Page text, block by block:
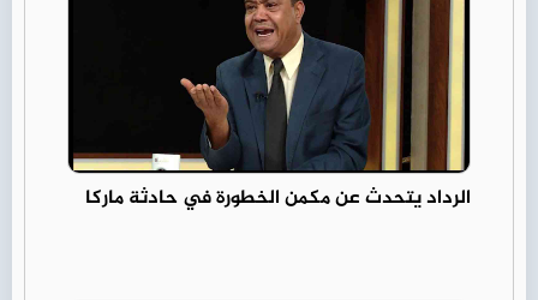
الرداد يتحدث عن مكمن الخطورة في حادثة ماركا